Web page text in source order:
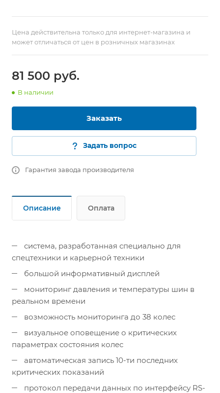
Цена действительна только для интернет-магазина и
может отличаться от цен в розничных магазинах
81 500 руб.
В наличии
Заказать
Задать вопрос
Гарантия завода производителя
Описание Оплата
система, разработанная специально для
спецтехники и карьерной техники
большой информативный дисплей
мониторинг давления и температуры шин в
реальном времени
возможность мониторинга до 38 колес
визуальное оповещение о критических
параметрах состояния колес
автоматическая запись 10-ти последних
критических показаний
протокол передачи данных по интерфейсу RS-